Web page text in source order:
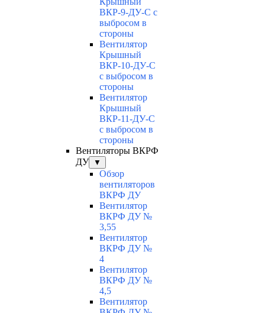
ВКР-9-ДУ-С с
выбросом в
стороны
Вентилятор
Крышный
ВКР-10-ДУ-С
с выбросом в
стороны
Вентилятор
Крышный
ВКР-11-ДУ-С
с выбросом в
стороны
Вентиляторы ВКРФ
ДУ
▼
Обзор
вентиляторов
ВКРФ ДУ
Вентилятор
ВКРФ ДУ №
3,55
Вентилятор
ВКРФ ДУ №
4
Вентилятор
ВКРФ ДУ №
4,5
Вентилятор